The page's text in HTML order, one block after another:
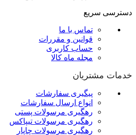
دسترسی سریع
تماس با ما
قوانین و مقررات
حساب کاربری
مجله ماه کالا
خدمات مشتریان
پیگیری سفارشات
انواع ارسال سفارشات
رهگیری مرسولات پستی
رهگیری مرسولات تیپاکس
رهگیری مرسولات چاپار